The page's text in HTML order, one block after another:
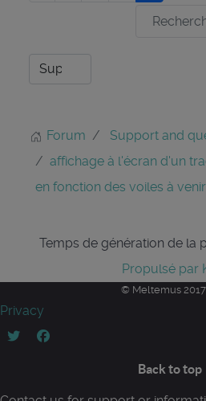
Forum Support and
affichage à l'écran d'un
en fonction des voiles à venir
Temps de génération de la
Propulsé par
© Meltemus
Privacy
Back to top